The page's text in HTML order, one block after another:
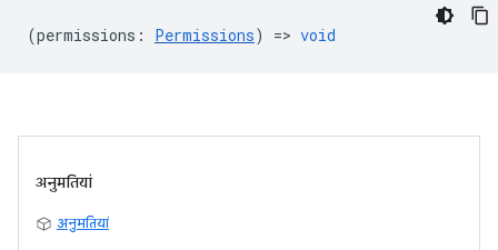
(permissions : Permissions) => void
अनुमतियां
अनुमतियां